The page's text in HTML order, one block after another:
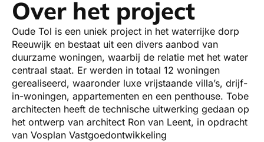
Over het project
Oude Tol is een uniek project in het waterrijke dorp
Reeuwijk en bestaat uit een divers aanbod van
duurzame woningen, waarbij de relatie met het water
centraal staat. Er werden in totaal 12 woningen
gerealiseerd, waaronder luxe vrijstaande villa’s, drijf-
in-woningen, appartementen en een penthouse. Tobe
architecten heeft de technische uitwerking gedaan op
het ontwerp van architect Ron van Leent, in opdracht
van Vosplan Vastgoedontwikkeling